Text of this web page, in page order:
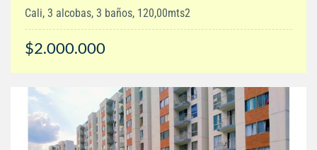
Cali, 3 alcobas, 3 baños, 120,00mts2
$2.000.000